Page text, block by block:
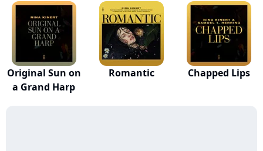
Original Sun on
a Grand Harp
Romantic Chapped Lips